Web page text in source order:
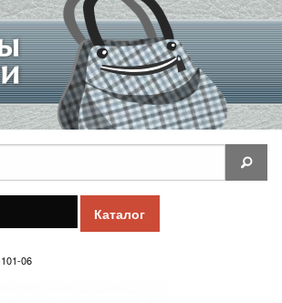
Каталог
06